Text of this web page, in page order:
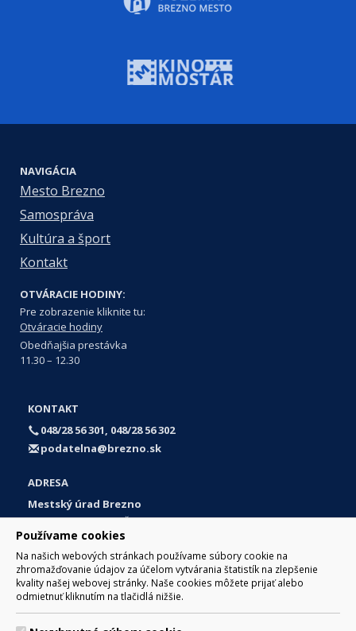
Používame cookies
Na našich webových stránkach používame súbory cookie na
zhromažďovanie údajov za účelom vytvárania štatistík na zlepšenie
kvality našej webovej stránky. Naše cookies môžete prijať alebo
odmietnuť kliknutím na tlačidlá nižšie.
NAVIGÁCIA
Mesto Brezno
Samospráva
Kultúra a šport
Kontakt
OTVÁRACIE HODINY:
Pre zobrazenie kliknite tu:
Otváracie hodiny
Obedňajšia prestávka
11.30 – 12.30
KONTAKT
048/28 56 301, 048/28 56 302
podatelna@brezno.sk
ADRESA
Mestský úrad Brezno
Námestie gen. M. R. Štefánika 1
977 01 Brezno
Slovakia (Slovak Republic)